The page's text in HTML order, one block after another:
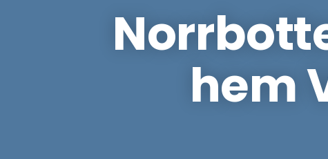
hem